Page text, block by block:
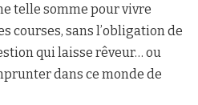
telle somme pour vivre
courses, sans l’obligation de
qui laisse rêveur… ou
dans ce monde de